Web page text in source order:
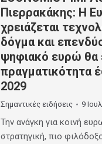
Πιερρακάκης: Η
χρειάζεται
δόγμα και
ψηφιακό ευρώ θα
πραγματικότητα
2029
Σημαντικές ειδήσεις 9
Την ανάγκη για κοινή
στρατηγική, πιο